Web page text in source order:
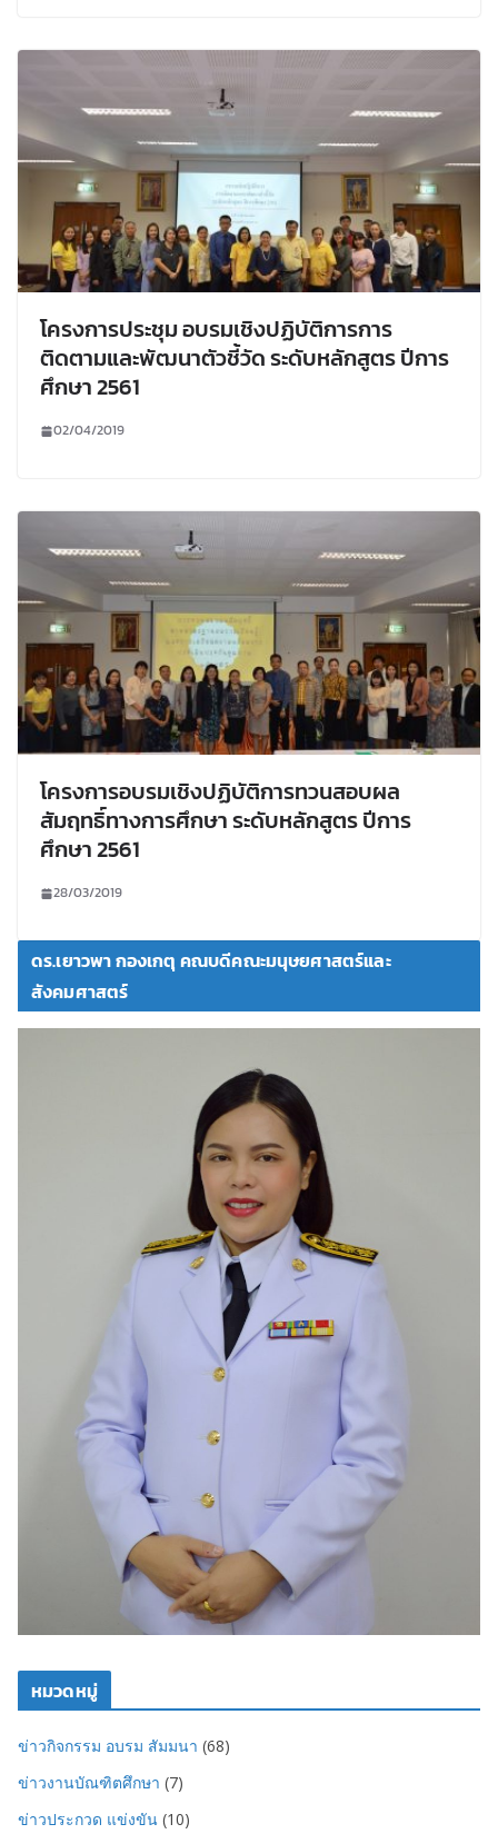
โครงการประชุม อบรมเชิงปฏิบัติการการ
ติดตามและพัฒนาตัวชี้วัด ระดับหลักสูตร ปีการ
ศึกษา 2561
02/04/2019
โครงการอบรมเชิงปฏิบัติการทวนสอบผล
สัมฤทธิ์ทางการศึกษา ระดับหลักสูตร ปีการ
ศึกษา 2561
28/03/2019
ดร.เยาวพา กองเกตุ คณบดีคณะมนุษยศาสตร์และ
สังคมศาสตร์
หมวดหมู่
ข่าวกิจกรรม อบรม สัมมนา (68)
ข่าวงานบัณฑิตศึกษา (7)
ข่าวประกวด แข่งขัน (10)